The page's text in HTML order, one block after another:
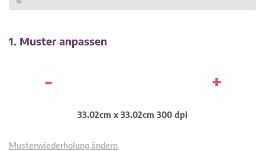
1. Muster anpassen
- +
33.02cm x 33.02cm 300 dpi
Musterwiederholung ändern